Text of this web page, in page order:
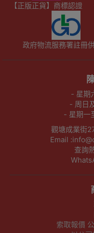
【正版正貨】商標認證
政府物流服務署註冊
- 星期
- 周日
- 星期一
觀塘成業街
Email
查詢
索取報價